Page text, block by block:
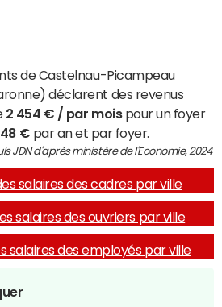
de Castelnau-Picampeau
déclarent des revenus
2 454 € / par moispour un foyer
€ par an et par foyer.
JDN d'après ministère de l'Economie, 2024
salaires des cadres par ville
salaires des ouvriers par ville
salaires des employés par ville